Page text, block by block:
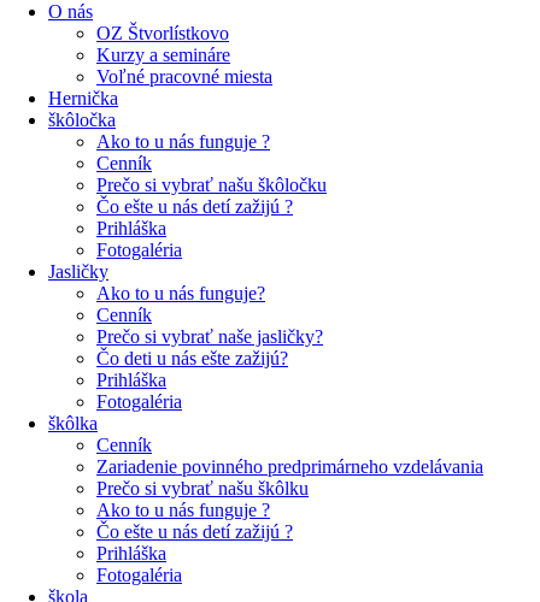
O nás
OZ Štvorlístkovo
Kurzy a semináre
Voľné pracovné miesta
Hernička
škôločka
Ako to u nás funguje ?
Cenník
Prečo si vybrať našu škôločku
Čo ešte u nás detí zažijú ?
Prihláška
Fotogaléria
Jasličky
Ako to u nás funguje?
Cenník
Prečo si vybrať naše jasličky?
Čo deti u nás ešte zažijú?
Prihláška
Fotogaléria
škôlka
Cenník
Zariadenie povinného predprimárneho vzdelávania
Prečo si vybrať našu škôlku
Ako to u nás funguje ?
Čo ešte u nás detí zažijú ?
Prihláška
Fotogaléria
škola